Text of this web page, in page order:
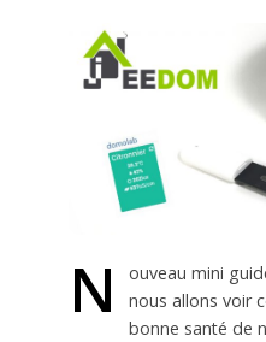
N
ouveau mini
nous allons voir
bonne santé de